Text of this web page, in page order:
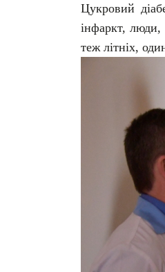
Цукровий
інфаркт, люди,
теж літніх,